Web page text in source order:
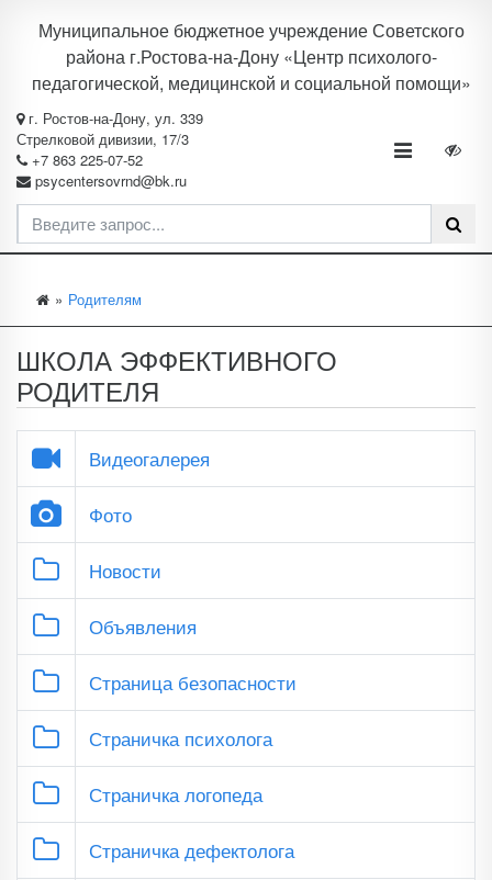
Муниципальное бюджетное учреждение Советского
района г.Ростова-на-Дону «Центр психолого-
педагогической, медицинской и социальной помощи»
г. Ростов-на-Дону, ул. 339
Стрелковой дивизии, 17/3
+7 863 225-07-52
psycentersovrnd@bk.ru
Родителям
ШКОЛА ЭФФЕКТИВНОГО
РОДИТЕЛЯ
Видеогалерея
Фото
Новости
Объявления
Страница безопасности
Страничка психолога
Страничка логопеда
Страничка дефектолога